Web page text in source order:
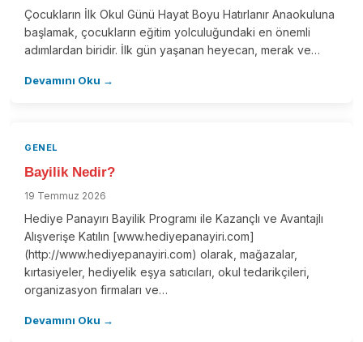
Çocukların İlk Okul Günü Hayat Boyu Hatırlanır Anaokuluna
başlamak, çocukların eğitim yolculuğundaki en önemli
adımlardan biridir. İlk gün yaşanan heyecan, merak ve…
Devamını Oku →
GENEL
Bayilik Nedir?
19 Temmuz 2026
Hediye Panayırı Bayilik Programı ile Kazançlı ve Avantajlı
Alışverişe Katılın [www.hediyepanayiri.com]
(http://www.hediyepanayiri.com) olarak, mağazalar,
kırtasiyeler, hediyelik eşya satıcıları, okul tedarikçileri,
organizasyon firmaları ve…
Devamını Oku →